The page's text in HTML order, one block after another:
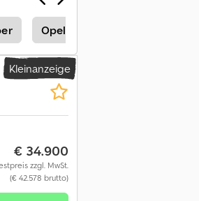
Opel Vivaro Transporter
Kleinanzeige
€ 34.900
zzgl. MwSt.
(€ 42.578 brutto)